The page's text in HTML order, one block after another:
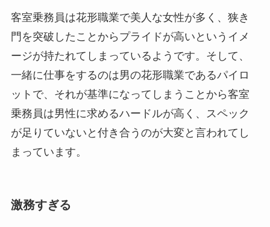
客室乗務員は花形職業で美人な女性が多く、狭き
門を突破したことからプライドが高いというイメ
ージが持たれてしまっているようです。そして、
一緒に仕事をするのは男の花形職業であるパイロ
ットで、それが基準になってしまうことから客室
乗務員は男性に求めるハードルが高く、スペック
が足りていないと付き合うのが大変と言われてし
まっています。
激務すぎる